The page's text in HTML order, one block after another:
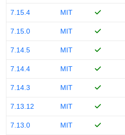
7.15.4 MIT
7.15.0 MIT
7.14.5 MIT
7.14.4 MIT
7.14.3 MIT
7.13.12 MIT
7.13.0 MIT